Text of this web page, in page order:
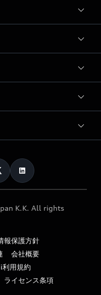
K.K. All rights
報保護方針
会社概要
用規約
ライセンス条項